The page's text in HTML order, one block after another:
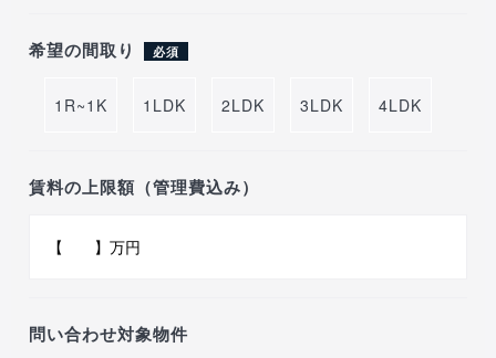
希望の間取り 必須
1R~1K 1LDK 2LDK 3LDK 4LDK
賃料の上限額（管理費込み）
問い合わせ対象物件